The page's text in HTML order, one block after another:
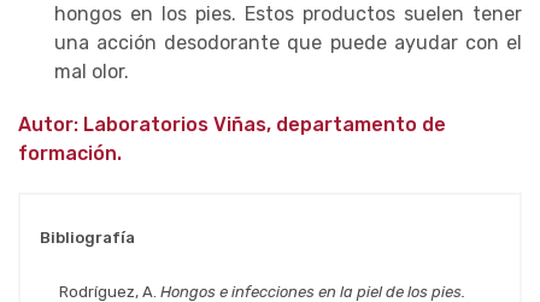
hongos en los pies. Estos productos suelen tener
una acción desodorante que puede ayudar con el
mal olor.
Autor: Laboratorios Viñas, departamento de
formación.
Bibliografía
Rodríguez, A. Hongos e infecciones en la piel de los pies.